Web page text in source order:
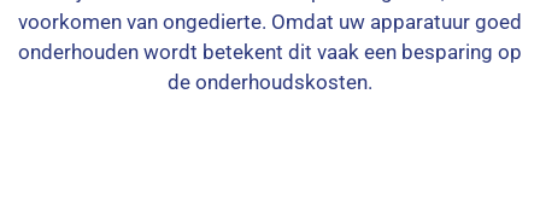
voorkomen van ongedierte. Omdat uw apparatuur goed
onderhouden wordt betekent dit vaak een besparing op
de onderhoudskosten.